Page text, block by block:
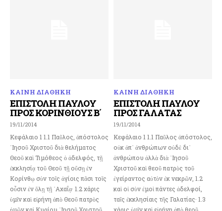
ΚΑΙΝΗ ΔΙΑΘΗΚΗ
ΕΠΙΣΤΟΛΗ ΠΑΥΛΟΥ
ΠΡΟΣ ΚΟΡΙΝΘΙΟΥΣ Β΄
19/11/2014
Κεφάλαιο 1 1.1 Παῦλος, ἀπόστολος
᾿Ιησοῦ Χριστοῦ διὰ θελήματος
Θεοῦ καὶ Τιμόθεος ὁ ἀδελφός, τῇ
ἐκκλησίᾳ τοῦ Θεοῦ τῇ οὔσῃ ἐν
Κορίνθῳ σὺν τοῖς ἁγίοις πᾶσι τοῖς
οὖσιν ἐν ὅλῃ τῇ ᾿Αχαΐᾳ· 1.2 χάρις
ὑμῖν καὶ εἰρήνη ἀπὸ Θεοῦ πατρὸς
ἡμῶν καὶ Κυρίου ᾿Ιησοῦ Χριστοῦ.
ΚΑΙΝΗ ΔΙΑΘΗΚΗ
ΕΠΙΣΤΟΛΗ ΠΑΥΛΟΥ
ΠΡΟΣ ΓΑΛΑΤΑΣ
19/11/2014
Κεφάλαιο 1 1.1 Παῦλος ἀπόστολος,
οὐκ ἀπ᾽ ἀνθρώπων οὐδὲ δι᾽
ἀνθρώπου ἀλλὰ διὰ ᾽Ιησοῦ
Χριστοῦ καὶ θεοῦ πατρὸς τοῦ
ἐγείραντος αὐτὸν ἐκ νεκρῶν, 1.2
καὶ οἱ σὺν ἐμοὶ πάντες ἀδελφοί,
ταῖς ἐκκλησίαις τῆς Γαλατίας· 1.3
χάρις ὑμῖν καὶ εἰρήνη ἀπὸ θεοῦ